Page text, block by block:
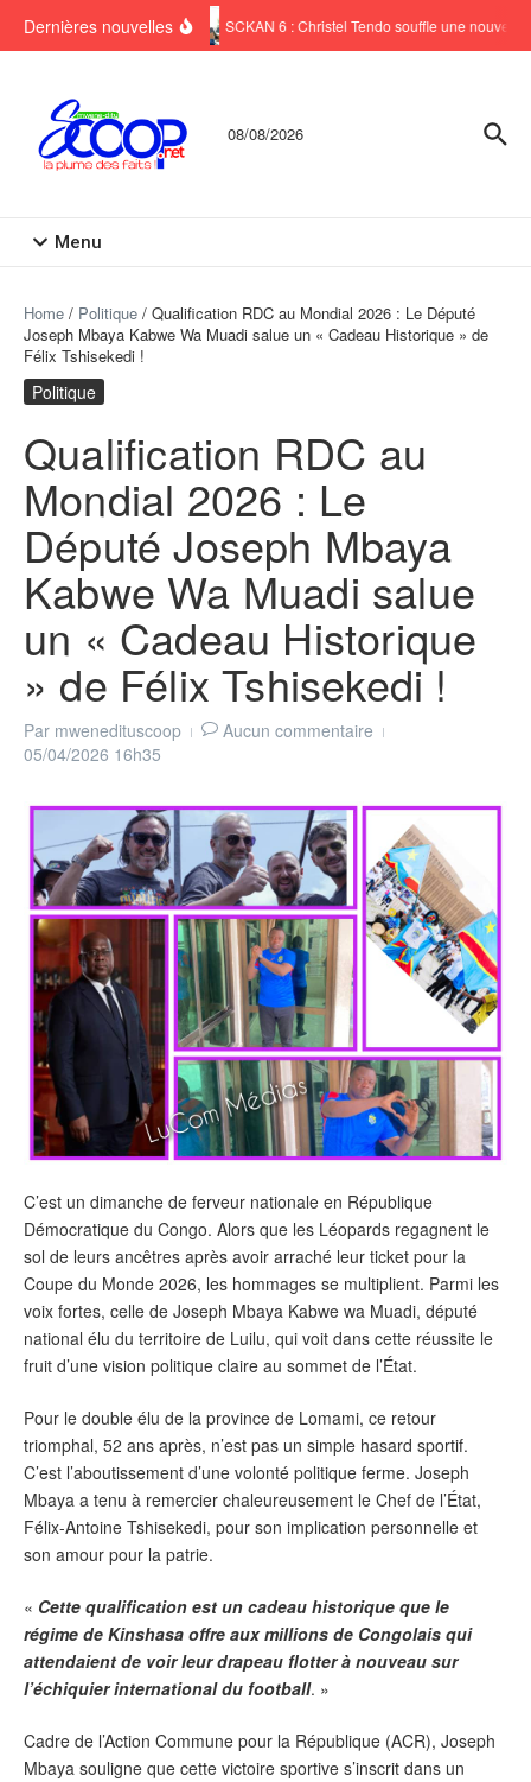
Dernières nouvelles SCKAN 6 : Christel Tendo souffle une nouvelle
08/08/2026
Menu
Home / Politique / Qualification RDC au Mondial 2026 : Le Député
Joseph Mbaya Kabwe Wa Muadi salue un « Cadeau Historique » de
Félix Tshisekedi !
Politique
Qualification RDC au
Mondial 2026 : Le
Député Joseph Mbaya
Kabwe Wa Muadi salue
un « Cadeau Historique
» de Félix Tshisekedi !
Par mwenedituscoop
Aucun commentaire
05/04/2026 16h35
C’est un dimanche de ferveur nationale en République
Démocratique du Congo. Alors que les Léopards regagnent le
sol de leurs ancêtres après avoir arraché leur ticket pour la
Coupe du Monde 2026, les hommages se multiplient. Parmi les
voix fortes, celle de Joseph Mbaya Kabwe wa Muadi, député
national élu du territoire de Luilu, qui voit dans cette réussite le
fruit d’une vision politique claire au sommet de l’État.
Pour le double élu de la province de Lomami, ce retour
triomphal, 52 ans après, n’est pas un simple hasard sportif.
C’est l’aboutissement d’une volonté politique ferme. Joseph
Mbaya a tenu à remercier chaleureusement le Chef de l’État,
Félix-Antoine Tshisekedi, pour son implication personnelle et
son amour pour la patrie.
« Cette qualification est un cadeau historique que le
régime de Kinshasa offre aux millions de Congolais qui
attendaient de voir leur drapeau flotter à nouveau sur
l’échiquier international du football. »
Cadre de l’Action Commune pour la République (ACR), Joseph
Mbaya souligne que cette victoire sportive s’inscrit dans un